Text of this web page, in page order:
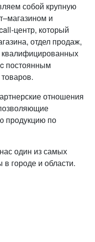
собой крупную
и
центр, который
отдел продаж,
квалифицированных
постоянным
отношения
продукцию по
один из самых
городе и области.